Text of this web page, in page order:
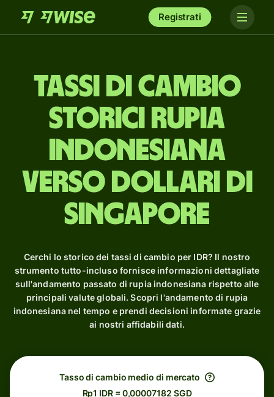
Registrati
Tassi di cambio
storici rupia
indonesiana
verso dollari di
Singapore
Cerchi lo storico dei tassi di cambio per IDR? Il nostro
strumento tutto-incluso fornisce informazioni dettagliate
sull'andamento passato di rupia indonesiana rispetto alle
principali valute globali. Scopri l'andamento di rupia
indonesiana nel tempo e prendi decisioni informate grazie
ai nostri affidabili dati.
Tasso di cambio medio di mercato
Rp1 IDR = 0,00007182 SGD